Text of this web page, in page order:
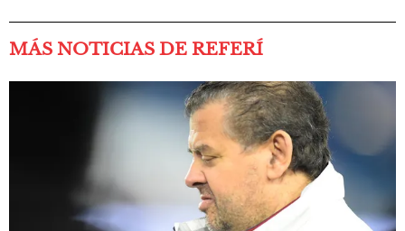
MÁS NOTICIAS DE REFERÍ